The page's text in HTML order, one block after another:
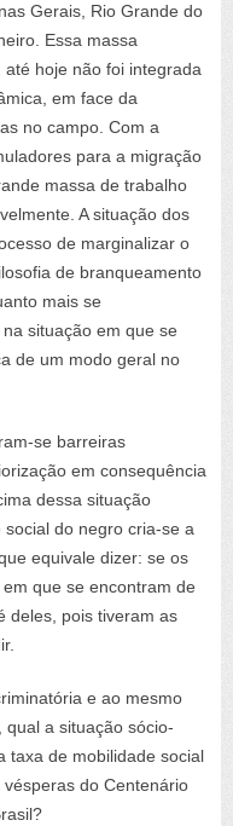
Gerais, Rio Grande do
Essa massa
hoje não foi integrada
em face da
no campo. Com a
para a migração
massa de trabalho
A situação dos
de marginalizar o
de branqueamento
mais se
situação em que se
de um modo geral no
se barreiras
em consequência
dessa situação
do negro cria-se a
equivale dizer: se os
que se encontram de
deles, pois tiveram as
e ao mesmo
qual a situação sócio-
taxa de mobilidade social
do Centenário